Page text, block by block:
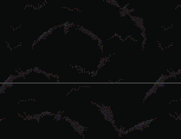
de desastres